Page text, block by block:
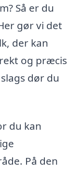
Så er du
gør vi det
der kan
og præcis
dør du
du kan
På den